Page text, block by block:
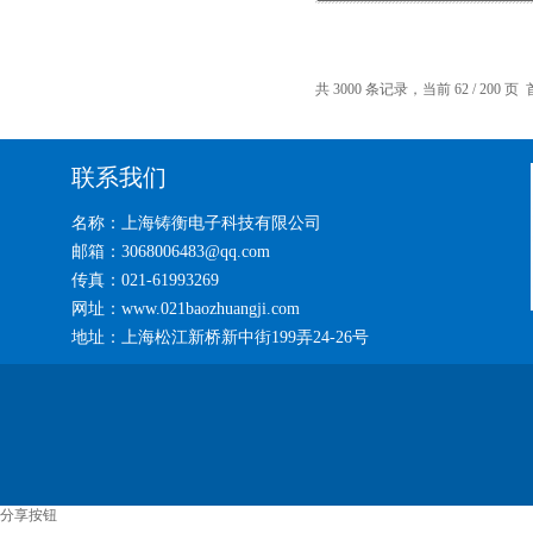
共 3000 条记录，当前 62 / 200 页
联系我们
名称：上海铸衡电子科技有限公司
邮箱：3068006483@qq.com
传真：021-61993269
网址：www.021baozhuangji.com
地址：上海松江新桥新中街199弄24-26号
分享按钮